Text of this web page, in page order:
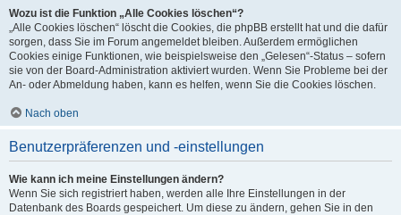
Wozu ist die Funktion „Alle Cookies löschen“?
„Alle Cookies löschen“ löscht die Cookies, die phpBB erstellt hat und die dafür
sorgen, dass Sie im Forum angemeldet bleiben. Außerdem ermöglichen
Cookies einige Funktionen, wie beispielsweise den „Gelesen“-Status – sofern
sie von der Board-Administration aktiviert wurden. Wenn Sie Probleme bei der
An- oder Abmeldung haben, kann es helfen, wenn Sie die Cookies löschen.
Nach oben
Benutzerpräferenzen und -einstellungen
Wie kann ich meine Einstellungen ändern?
Wenn Sie sich registriert haben, werden alle Ihre Einstellungen in der
Datenbank des Boards gespeichert. Um diese zu ändern, gehen Sie in den